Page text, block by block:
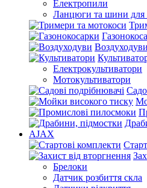
Електропили
Ланцюги та шини для
Воздуходуви
Електрокультиватори
Мотокультиватори
AJAX
Брелоки
Датчик розбиття скла